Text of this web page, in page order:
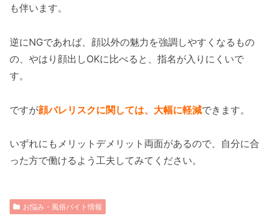
も伴います。
逆にNGであれば、顔以外の魅力を強調しやすくなるもの
の、やはり顔出しOKに比べると、指名が入りにくいで
す。
ですが顔バレリスクに関しては、大幅に軽減できます。
いずれにもメリットデメリット両面があるので、自分に合
った方で働けるよう工夫してみてください。
お悩み・風俗バイト情報